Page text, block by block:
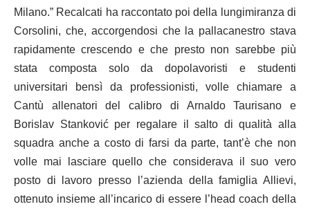
Milano.” Recalcati ha raccontato poi della lungimiranza di
Corsolini, che, accorgendosi che la pallacanestro stava
rapidamente crescendo e che presto non sarebbe più
stata composta solo da dopolavoristi e studenti
universitari bensì da professionisti, volle chiamare a
Cantù allenatori del calibro di Arnaldo Taurisano e
Borislav Stanković per regalare il salto di qualità alla
squadra anche a costo di farsi da parte, tant’è che non
volle mai lasciare quello che considerava il suo vero
posto di lavoro presso l’azienda della famiglia Allievi,
ottenuto insieme all’incarico di essere l’head coach della